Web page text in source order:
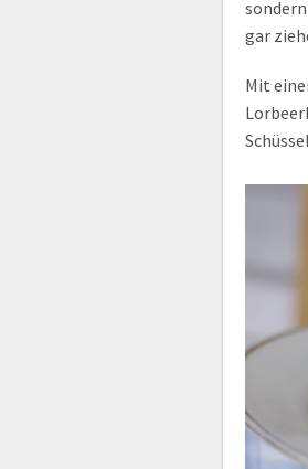
gar
Mit